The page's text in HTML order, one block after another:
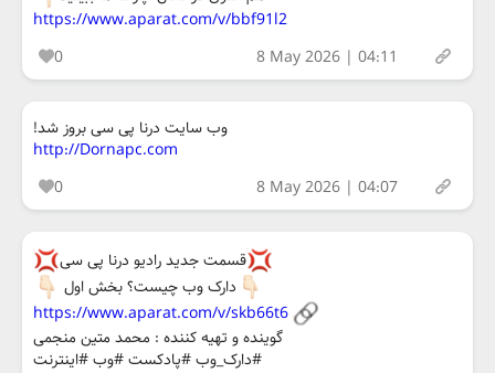
https://www.aparat.com/v/bbf91l2
0
8 May 2026 | 04:11
وب سایت درنا پی سی بروز شد!
http://Dornapc.com
0
8 May 2026 | 04:07
قسمت جدید رادیو درنا پی سی
دارک وب چیست؟ بخش اول
https://www.aparat.com/v/skb66t6
گوینده و تهیه کننده : محمد متین منجمی
#دارک_وب #پادکست #وب #اینترنت